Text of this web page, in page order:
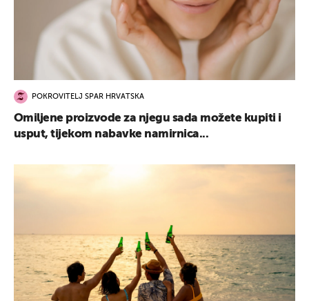
POKROVITELJ SPAR HRVATSKA
Omiljene proizvode za njegu sada možete kupiti i
usput, tijekom nabavke namirnica...